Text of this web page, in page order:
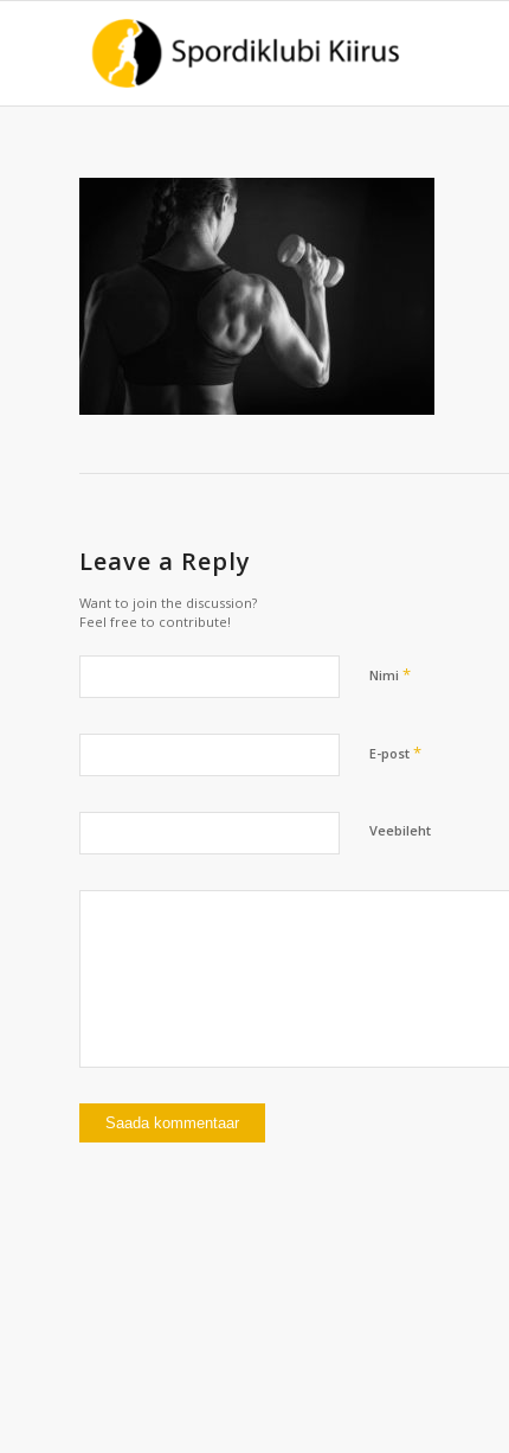
Leave a Reply
Want to join the discussion?
Feel free to contribute!
Nimi *
E-post *
Veebileht